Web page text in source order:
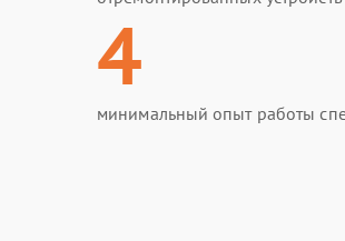
4
минимальный опыт работы